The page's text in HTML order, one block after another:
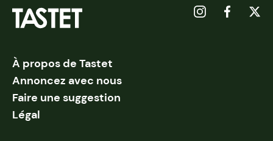
À propos de Tastet
Annoncez avec nous
Faire une suggestion
Légal